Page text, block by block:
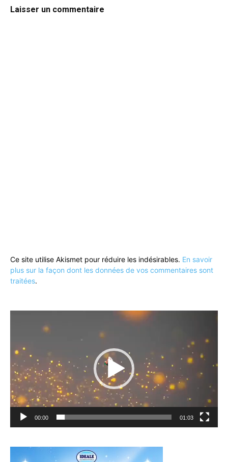
Laisser un commentaire
Ce site utilise Akismet pour réduire les indésirables. En savoir
plus sur la façon dont les données de vos commentaires sont
traitées.
00:00 01:03